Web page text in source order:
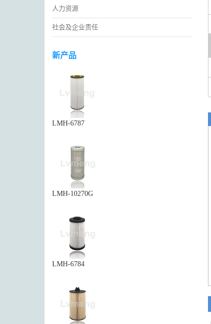
人力资源
社会及企业责任
新产品
LMH-6787
LMH-10270G
LMH-6784